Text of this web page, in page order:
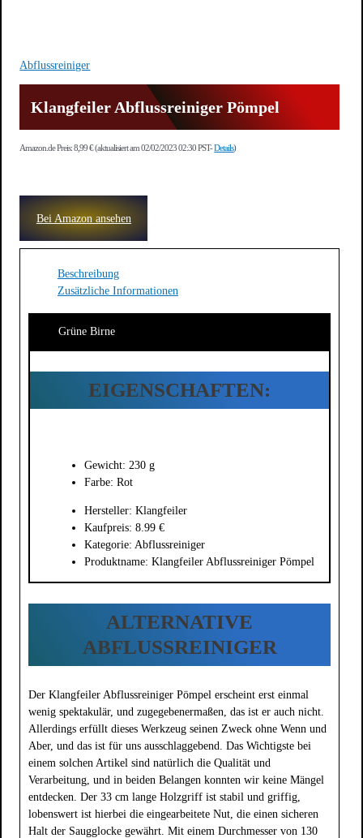
Abflussreiniger
Klangfeiler Abflussreiniger Pömpel
Amazon.de Preis:8,99€(aktualisiert am 02/02/2023 02:30 PST-Details)
Bei Amazon ansehen
Beschreibung
Zusätzliche Informationen
Grüne Birne
EIGENSCHAFTEN:
Gewicht: 230 g
Farbe: Rot
Hersteller: Klangfeiler
Kaufpreis: 8.99 €
Kategorie: Abflussreiniger
Produktname: Klangfeiler Abflussreiniger Pömpel
ALTERNATIVE
ABFLUSSREINIGER
Der Klangfeiler Abflussreiniger Pömpel erscheint erst einmal
wenig spektakulär, und zugegebenermaßen, das ist er auch nicht.
Allerdings erfüllt dieses Werkzeug seinen Zweck ohne Wenn und
Aber, und das ist für uns ausschlaggebend. Das Wichtigste bei
einem solchen Artikel sind natürlich die Qualität und
Verarbeitung, und in beiden Belangen konnten wir keine Mängel
entdecken. Der 33 cm lange Holzgriff ist stabil und griffig,
lobenswert ist hierbei die eingearbeitete Nut, die einen sicheren
Halt der Saugglocke gewährt. Mit einem Durchmesser von 130